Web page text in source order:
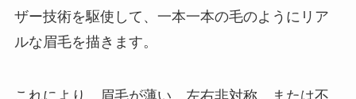
ザー技術を駆使して、一本一本の毛のようにリア
ルな眉毛を描きます。
これにより、眉毛が薄い、左右非対称、または不